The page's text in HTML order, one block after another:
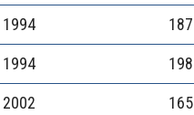
1994 187
1994 198
2002 165